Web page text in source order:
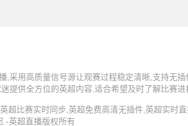
,采用高质量信号源让观赛过程稳定清晰,支持无
提供全方位的英超内容,适合希望及时了解比赛进
超比赛实时同步,英超免费高清无插件,英超实时
-英超直播版权所有